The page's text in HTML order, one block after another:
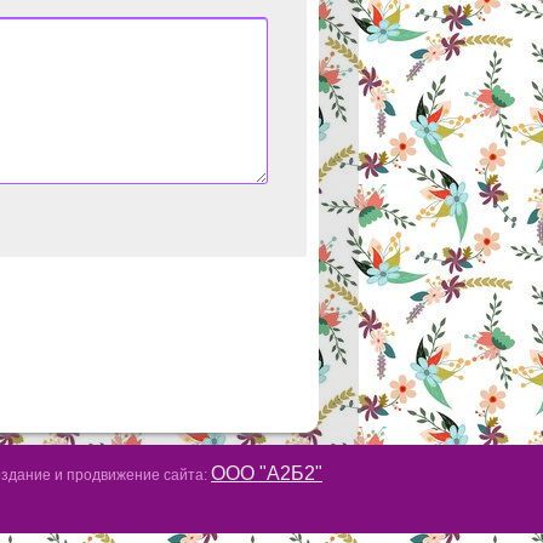
и продвижение сайта: ООО "А2Б2"